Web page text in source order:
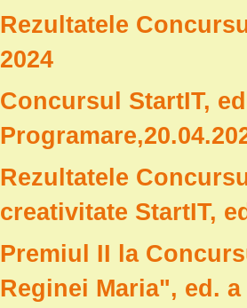
Rezultatele
2024
Concursul StartIT,
Rezultatele
creativitate StartIT,
Premiul II la
Reginei Maria", ed. a